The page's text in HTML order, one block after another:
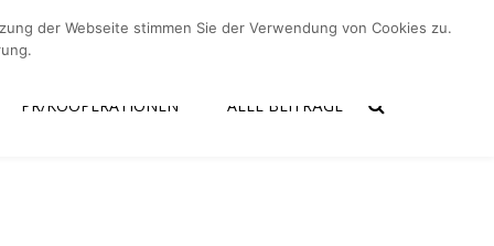
mich Kontakt PR/Kooperationen Alle Beiträge
PR/KOOPERATIONEN ALLE BEITRÄGE
der Webseite stimmen Sie der Verwendung von Cookies zu.